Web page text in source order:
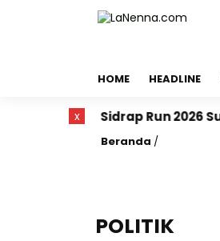
HOME HEADLINE
Sidrap Run 2026 Sukses
Beranda /
POLITIK
x